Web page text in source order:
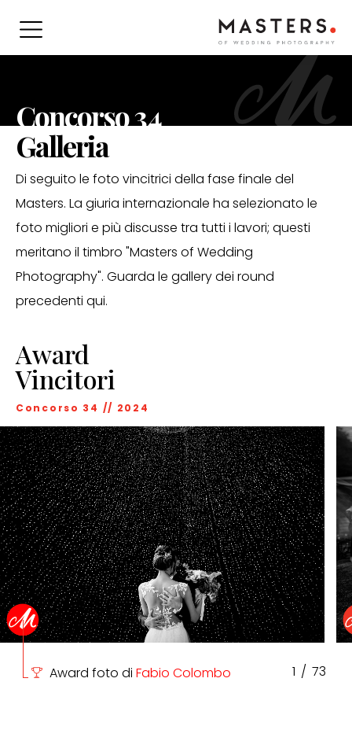
Concorso 34
Galleria
Di seguito le foto vincitrici della fase finale del
Masters. La giuria internazionale ha selezionato le
foto migliori e più discusse tra tutti i lavori; questi
meritano il timbro "Masters of Wedding
Photography". Guarda le gallery dei round
precedenti qui.
Award
Vincitori
Concorso 34 // 2024
Award foto di Fabio Colombo 1 / 73